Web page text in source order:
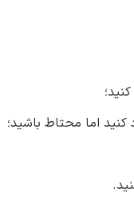
کنید اما محتاط باشید؛